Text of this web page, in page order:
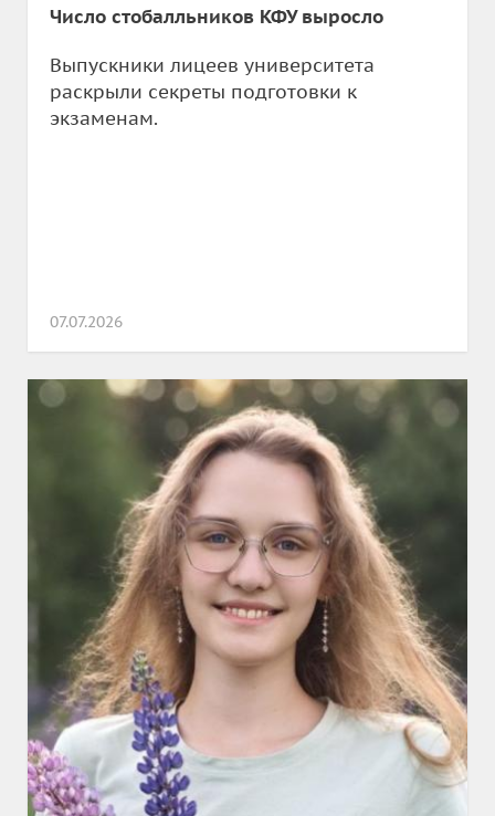
Число стобалльников КФУ выросло
Выпускники лицеев университета
раскрыли секреты подготовки к
экзаменам.
07.07.2026